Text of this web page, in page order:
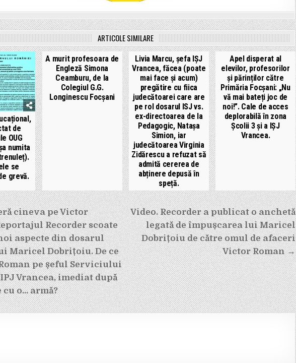
ARTICOLE SIMILARE
de
OUG
numita
se
grevă.
A murit profesoara de
Engleză Simona
Ceamburu, de la
Colegiul G.G.
Longinescu Focșani
Livia Marcu, șefa IȘJ
Vrancea, făcea (poate
mai face și acum)
pregătire cu fiica
judecătoarei care are
pe rol dosarul ISJ vs.
ex-directoarea de la
Pedagogic, Natașa
Simion, iar
judecătoarea Virginia
Zidărescu a refuzat să
admită cererea de
abținere depusă în
speță.
Apel disperat al
elevilor, profesorilor
și părinților către
Primăria Focșani: „Nu
vă mai bateți joc de
noi!”. Cale de acces
deplorabilă în zona
Școlii 3 și a IȘJ
Vrancea.
Video. Recorder a publicat o anchetă
legată de împușcarea lui Maricel
Dobrițoiu de către omul de afaceri
Victor Roman →
cineva pe Victor
Recorder scoate
aspecte din dosarul
Maricel Dobrițoiu. De ce
pe șeful Serviciului
Vrancea, imediat după
cu o… armă?